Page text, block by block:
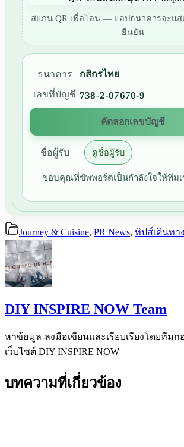
สแกน QR เพื่อโอน — แอปธนาคารจะแ
ยืนยัน
ธนาคาร
กสิกรไทย
เลขที่บัญชี 738-2-07670-9
คัดลอกเลขบัญชี
ชื่อผู้รับ ดูชื่อผู้รับ
ขอบคุณที่ซัพพอร์ตเป็นกำลังใจให้ทีมเ
Journey & Cuisine, PR News, ทิปส์เดินทาง
DIY INSPIRE NOW Team
หาข้อมูล-ลงมือเขียนและเรียบเรียงโดยทีม
เว็บไซต์ DIY INSPIRE NOW
บทความที่เกี่ยวข้อง